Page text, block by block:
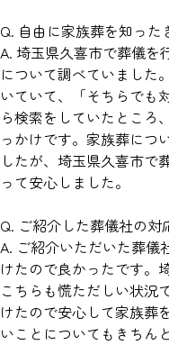
Q. 自由に家族葬を知った
A. 埼玉県久喜市で葬儀を
について調べていました
いていて、「そちらでも
ら検索をしていたところ
っかけです。家族葬につ
したが、埼玉県久喜市で
って安心しました。
Q. ご紹介した葬儀社の対
A. ご紹介いただいた葬儀
けたので良かったです。
こちらも慌ただしい状況
けたので安心して家族葬
いことについてもきちん